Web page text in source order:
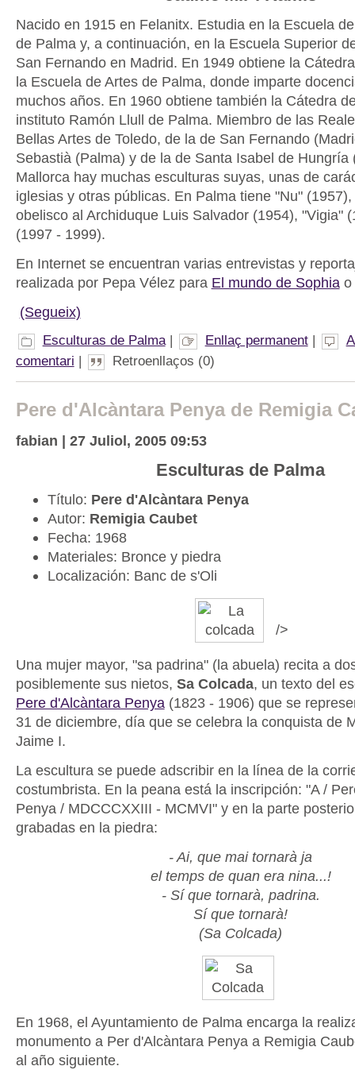
Nacido en 1915 en Felanitx. Estudia en la Escuela
de Palma y, a continuación, en la Escuela Superior
San Fernando en Madrid. En 1949 obtiene la
la Escuela de Artes de Palma, donde imparte
muchos años. En 1960 obtiene también la Cátedra
instituto Ramón Llull de Palma. Miembro de las
Bellas Artes de Toledo, de la de San Fernando
Sebastià (Palma) y de la de Santa Isabel de Hungría
Mallorca hay muchas esculturas suyas, unas de
iglesias y otras públicas. En Palma tiene "Nu"
obelisco al Archiduque Luis Salvador (1954), "Vigia"
(1997 - 1999).
En Internet se encuentran varias entrevistas y
realizada por Pepa Vélez para El mundo de Sophiao
(Segueix)
Esculturas de Palma| Enllaç permanent|
comentari | Retroenllaços (0)
Pere d'Alcàntara Penya de Remigia
fabian | 27 Juliol, 2005 09:53
Esculturas de Palma
Título: Pere d'Alcàntara Penya
Autor: Remigia Caubet
Fecha: 1968
Materiales: Bronce y piedra
Localización: Banc de s'Oli
/>
Una mujer mayor, "sa padrina" (la abuela) recita a
posiblemente sus nietos, Sa Colcada, un texto del
Pere d'Alcàntara Penya(1823 - 1906) que se
31 de diciembre, día que se celebra la conquista de
Jaime I.
La escultura se puede adscribir en la línea de la
costumbrista. En la peana está la inscripción: "A /
Penya / MDCCCXXIII - MCMVI" y en la parte
grabadas en la piedra:
- Ai, que mai tornarà ja
el temps de quan era nina...!
- Sí que tornarà, padrina.
Sí que tornarà!
(Sa Colcada)
En 1968, el Ayuntamiento de Palma encarga la
monumento a Per d'Alcàntara Penya a Remigia
al año siguiente.